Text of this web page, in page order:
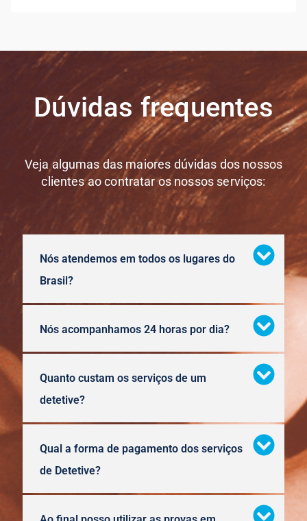
Dúvidas frequentes
Veja algumas das maiores dúvidas dos nossos
clientes ao contratar os nossos serviços:
Nós atendemos em todos os lugares do
Brasil?
Nós acompanhamos 24 horas por dia?
Quanto custam os serviços de um
detetive?
Qual a forma de pagamento dos serviços
de Detetive?